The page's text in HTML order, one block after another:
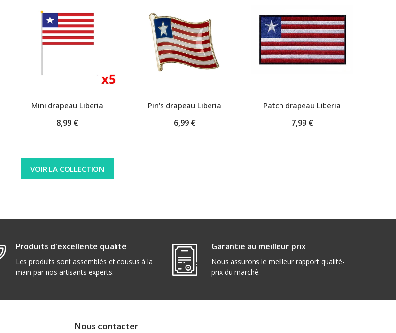
Mini drapeau Liberia
8,99 €
Pin's drapeau Liberia
6,99 €
Patch drapeau Liberia
7,99 €
VOIR LA COLLECTION
Produits d'excellente qualité
Les produits sont assemblés et cousus à la
main par nos artisants experts.
Garantie au meilleur prix
Nous assurons le meilleur rapport qualité-
prix du marché.
Nous contacter